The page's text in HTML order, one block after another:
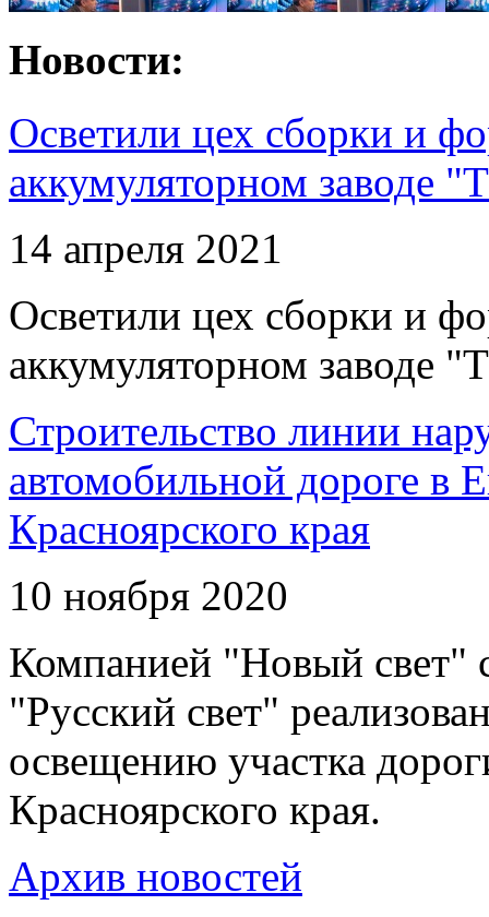
Новости:
Осветили цех сборки и
аккумуляторном заводе
14 апреля 2021
Осветили цех сборки и
аккумуляторном заводе
Строительство линии
автомобильной дороге в
Красноярского края
10 ноября 2020
Компанией "Новый свет"
"Русский свет"
освещению участка
Красноярского края.
Архив новостей